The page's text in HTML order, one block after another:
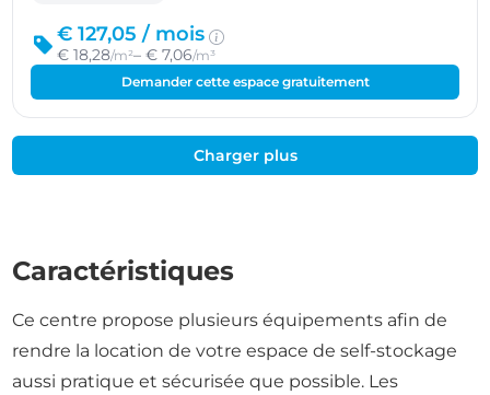
€ 127,05 / mois
€ 18,28/m²– € 7,06/m³
Demander cette espace gratuitement
Charger plus
Caractéristiques
Ce centre propose plusieurs équipements afin de
rendre la location de votre espace de self-stockage
aussi pratique et sécurisée que possible. Les